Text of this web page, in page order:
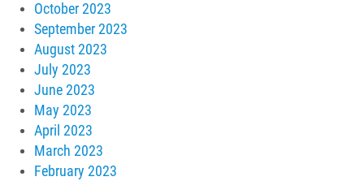
October 2023
September 2023
August 2023
July 2023
June 2023
May 2023
April 2023
March 2023
February 2023